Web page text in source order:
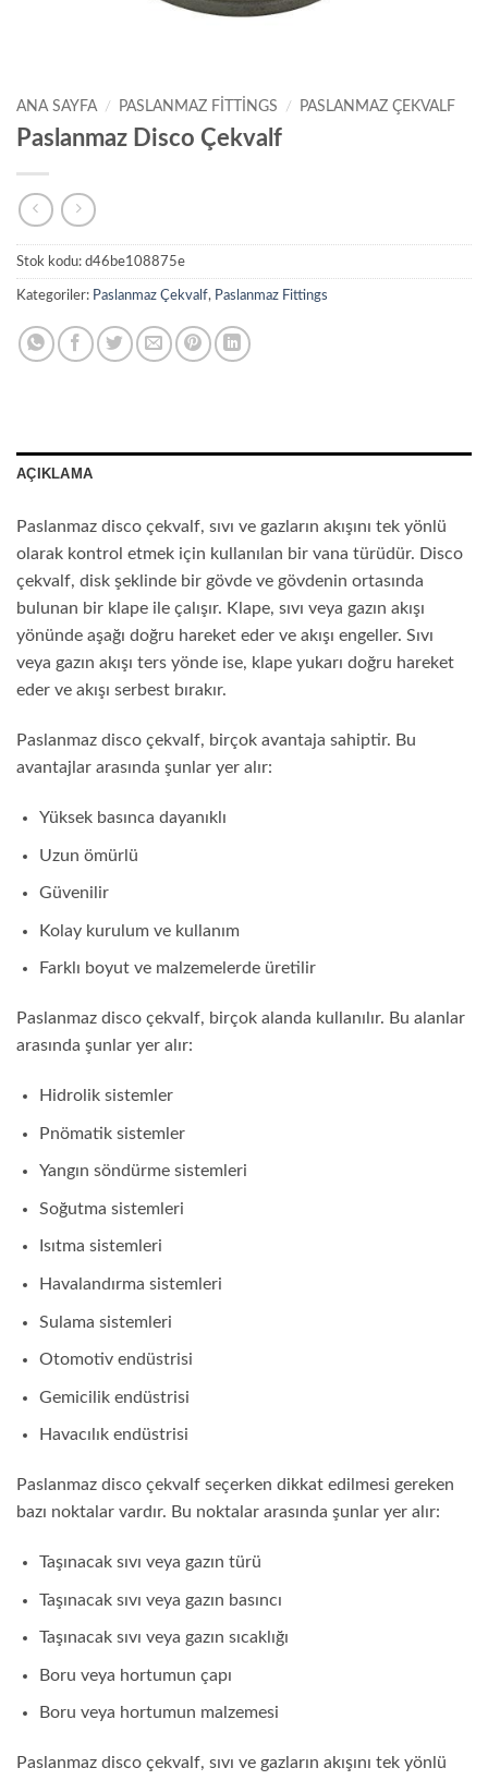
ANA SAYFA / PASLANMAZ FITTINGS / PASLANMAZ ÇEKVALF
Paslanmaz Disco Çekvalf
Stok kodu: d46be108875e
Kategoriler: Paslanmaz Çekvalf, Paslanmaz Fittings
AÇIKLAMA
Paslanmaz disco çekvalf, sıvı ve gazların akışını tek yönlü
olarak kontrol etmek için kullanılan bir vana türüdür. Disco
çekvalf, disk şeklinde bir gövde ve gövdenin ortasında
bulunan bir klape ile çalışır. Klape, sıvı veya gazın akışı
yönünde aşağı doğru hareket eder ve akışı engeller. Sıvı
veya gazın akışı ters yönde ise, klape yukarı doğru hareket
eder ve akışı serbest bırakır.
Paslanmaz disco çekvalf, birçok avantaja sahiptir. Bu
avantajlar arasında şunlar yer alır:
Yüksek basınca dayanıklı
Uzun ömürlü
Güvenilir
Kolay kurulum ve kullanım
Farklı boyut ve malzemelerde üretilir
Paslanmaz disco çekvalf, birçok alanda kullanılır. Bu alanlar
arasında şunlar yer alır:
Hidrolik sistemler
Pnömatik sistemler
Yangın söndürme sistemleri
Soğutma sistemleri
Isıtma sistemleri
Havalandırma sistemleri
Sulama sistemleri
Otomotiv endüstrisi
Gemicilik endüstrisi
Havacılık endüstrisi
Paslanmaz disco çekvalf seçerken dikkat edilmesi gereken
bazı noktalar vardır. Bu noktalar arasında şunlar yer alır:
Taşınacak sıvı veya gazın türü
Taşınacak sıvı veya gazın basıncı
Taşınacak sıvı veya gazın sıcaklığı
Boru veya hortumun çapı
Boru veya hortumun malzemesi
Paslanmaz disco çekvalf, sıvı ve gazların akışını tek yönlü